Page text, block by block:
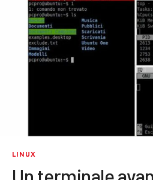
LINUX